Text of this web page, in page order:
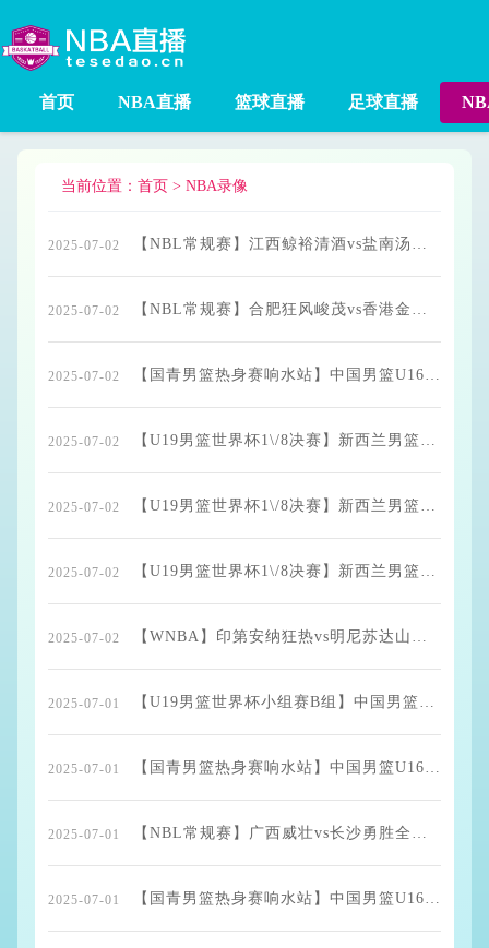
首页 NBA直播 篮球直播 足球直播
当前位置： 首页 > NBA录像
2025-07-02 【NBL常规赛】江西鲸裕清酒vs盐南汤沟国藏全场录像回放
2025-07-02 【NBL常规赛】合肥狂风峻茂vs香港金牛全场录像回放
2025-07-02 【国青男篮热身赛响水站】中国男篮U16vs澳大利亚U16全场录像回放
2025-07-02 【U19男篮世界杯1\/8决赛】新西兰男篮U19vs中国男篮U19全场录像回放
2025-07-02 【U19男篮世界杯1\/8决赛】新西兰男篮U19vs中国男篮U19全场录像回放
2025-07-02 【U19男篮世界杯1\/8决赛】新西兰男篮U19vs中国男篮U19全场录像回放
2025-07-02 【WNBA】印第安纳狂热vs明尼苏达山猫全场录像回放
2025-07-01 【U19男篮世界杯小组赛B组】中国男篮U19vs斯洛文尼亚男篮U19全场录像回放
2025-07-01 【国青男篮热身赛响水站】中国男篮U16vs斯洛文尼亚U16全场录像回放
2025-07-01 【NBL常规赛】广西威壮vs长沙勇胜全场录像回放
2025-07-01 【国青男篮热身赛响水站】中国男篮U16vs新西兰U16全场录像回放